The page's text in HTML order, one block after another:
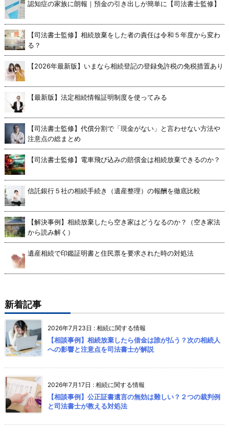
認知症の家族に朗報｜預金の引き出しが簡単に【司法書士監修】
【司法書士監修】相続放棄をした者の責任は令和５年度から変わ
る？
【2026年最新版】いまなら相続登記の登録免許税の免税措置あり
【最新版】法定相続情報証明制度を使ってみる
【司法書士監修】代償分割で「現金がない」と言わせない方法や
注意点の総まとめ
【司法書士監修】電車飛び込みの賠償金は相続放棄できるのか？
信託銀行５社の相続手続き（遺産整理）の報酬を徹底比較
【解決事例】相続放棄したら空き家はどうなるのか？（空き家法
から読み解く）
遺産相続で印鑑証明書と住民票を要求された時の対処法
新着記事
2026年7月23日 : 相続に関する情報
【相談事例】相続放棄したら借金は誰が払う？次の相続人
への影響と注意点を司法書士が解説
2026年7月17日 : 相続に関する情報
【相談事例】公正証書遺言の無効は難しい？２つの裁判例
と司法書士が教える対処法